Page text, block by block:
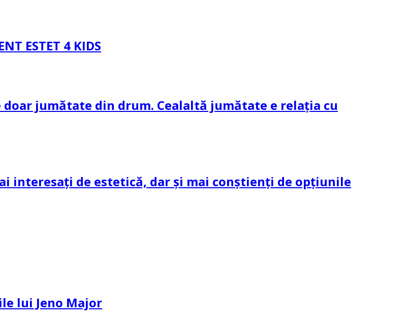
ESTET 4 KIDS
jumătate din drum. Cealaltă jumătate e relația cu
interesați de estetică, dar și mai conștienți de opțiunile
lui Jeno Major